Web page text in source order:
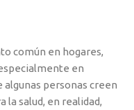
común en hogares,
en
algunas personas creen
la salud, en realidad,